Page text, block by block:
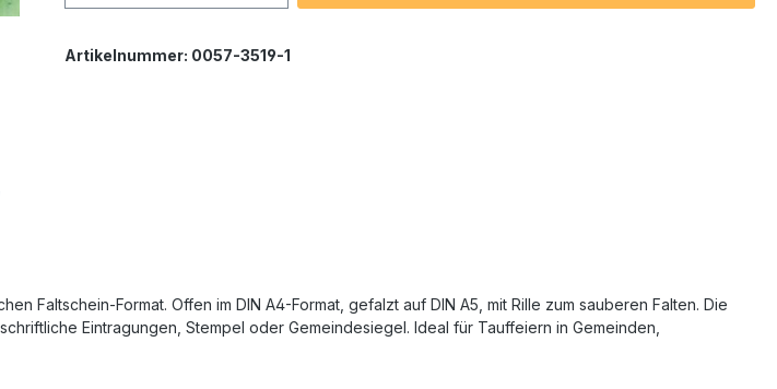
Artikelnummer: 0057-3519-1
Faltschein-Format. Offen im DIN A4-Format, gefalzt auf DIN A5, mit Rille zum sauberen Falten. Die
Eintragungen, Stempel oder Gemeindesiegel. Ideal für Tauffeiern in Gemeinden,